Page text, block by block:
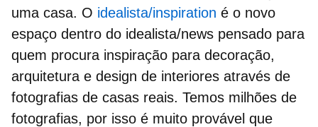
uma casa. O idealista/inspiration é o novo
espaço dentro do idealista/news pensado para
quem procura inspiração para decoração,
arquitetura e design de interiores através de
fotografias de casas reais. Temos milhões de
fotografias, por isso é muito provável que